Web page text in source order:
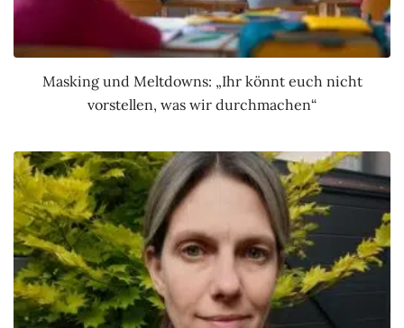
Masking und Meltdowns: „Ihr könnt euch nicht
vorstellen, was wir durchmachen“